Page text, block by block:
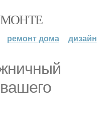
ремонт дома дизайн